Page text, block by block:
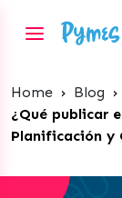
Home › Blog ›
¿Qué publicar
Planificación y